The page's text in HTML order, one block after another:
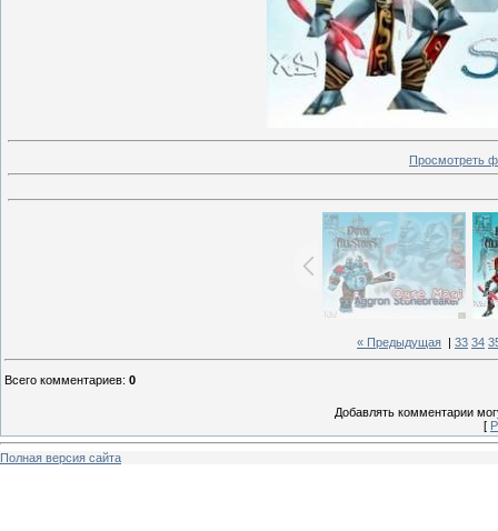
Просмотреть
« Предыдущая 33 34
Всего комментариев: 0
Добавлять комментарии
[
Полная версия сайта